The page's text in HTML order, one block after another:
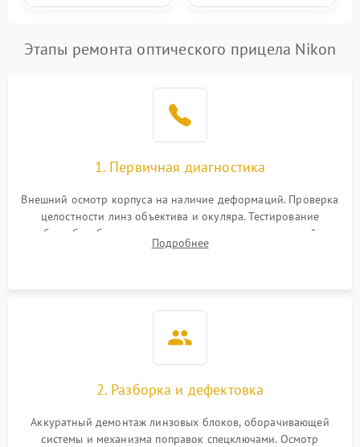
Этапы ремонта оптического прицела Nikon
1. Первичная диагностика
Внешний осмотр корпуса на наличие деформаций. Проверка
целостности линз объектива и окуляра. Тестирование
работы барабанчиков ввода поправок, кольца отстройки
параллакса и зума. Выявление сколов, внутренних
Подробнее
2. Разборка и дефектовка
Аккуратный демонтаж линзовых блоков, оборачивающей
системы и механизма поправок спецключами. Осмотр